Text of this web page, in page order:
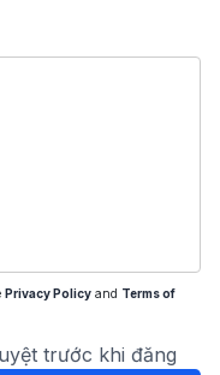
Privacy Policy and Terms of
trước khi đăng